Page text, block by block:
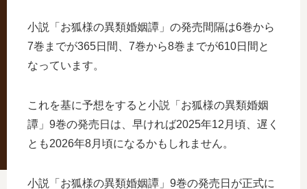
小説「お狐様の異類婚姻譚」の発売間隔は6巻から
7巻までが365日間、7巻から8巻までが610日間と
なっています。
これを基に予想をすると小説「お狐様の異類婚姻
譚」9巻の発売日は、早ければ2025年12月頃、遅く
とも2026年8月頃になるかもしれません。
小説「お狐様の異類婚姻譚」9巻の発売日が正式に